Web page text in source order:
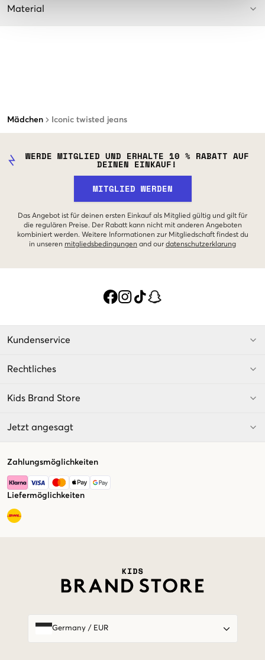
Mädchen Iconic twisted jeans
Material
WERDE MITGLIED UND ERHALTE 10 % RABATT AUF
DEINEN EINKAUF!
MITGLIED WERDEN
Das Angebot ist für deinen ersten Einkauf als Mitglied gültig und gilt für
die regulären Preise. Der Rabatt kann nicht mit anderen Angeboten
kombiniert werden. Weitere Informationen zur Mitgliedschaft findest du
in unseren mitgliedsbedingungen and our datenschutzerklarung
Kundenservice
Rechtliches
Kids Brand Store
Jetzt angesagt
Zahlungsmöglichkeiten
Liefermöglichkeiten
Germany/ EUR